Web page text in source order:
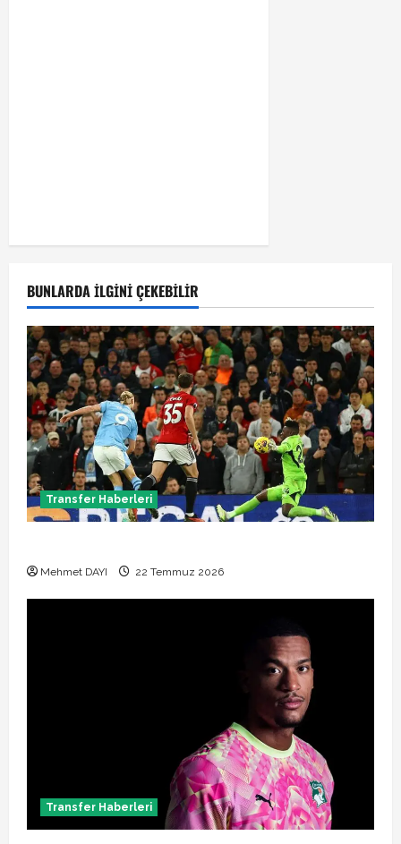
BUNLARDA İLGINI ÇEKEBILIR
Transfer Haberleri
Mehmet DAYI 22 Temmuz 2026
Transfer Haberleri